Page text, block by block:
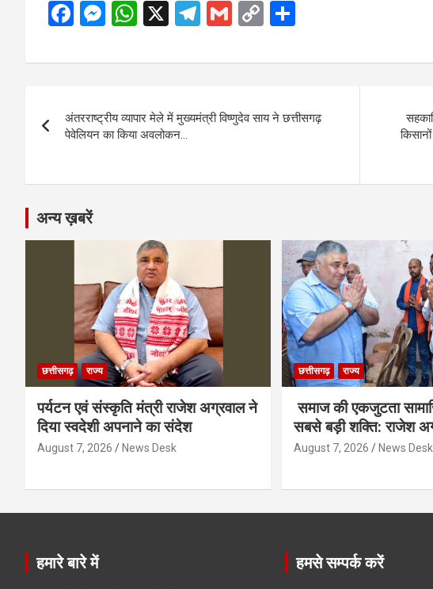
F
ce
o
o
M
se
g
er
W
at
A
p
X
T
e
a
G
ail
C
py
n
ar
navigation
अंतरराष्ट्रीय व्यापार मेले में मुख्यमंत्री विष्णुदेव साय ने छत्तीसगढ़
पेवेलियन का किया अवलोकन…
अन्य ख़बरें
छत्तीसगढ़ राज्य
पर्यटन एवं संस्कृति मंत्री राजेश अग्रवाल ने
दिया स्वदेशी अपनाने का संदेश
August 7, 2026 News Desk
छत्तीसगढ़ राज्य
समाज की एकजुटता
सबसे बड़ी शक्ति: राजेश
August 7, 2026 News Desk
हमारे बारे में हमसे सम्पर्क करें